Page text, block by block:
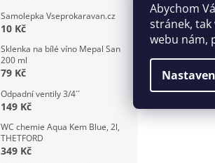
Abychom
stránek,
webu nám,
Samolepka Vseprokaravan.cz
10 Kč
Sklenka na bílé víno Mepal San
200 ml
79 Kč
Odpadní ventily 3/4´´
149 Kč
WC chemie Aqua Kem Blue, 2l,
THETFORD
349 Kč